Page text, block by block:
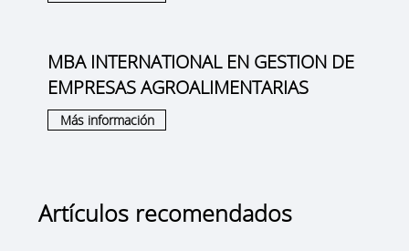
MBA INTERNATIONAL EN GESTION DE
EMPRESAS AGROALIMENTARIAS
Más información
Artículos recomendados